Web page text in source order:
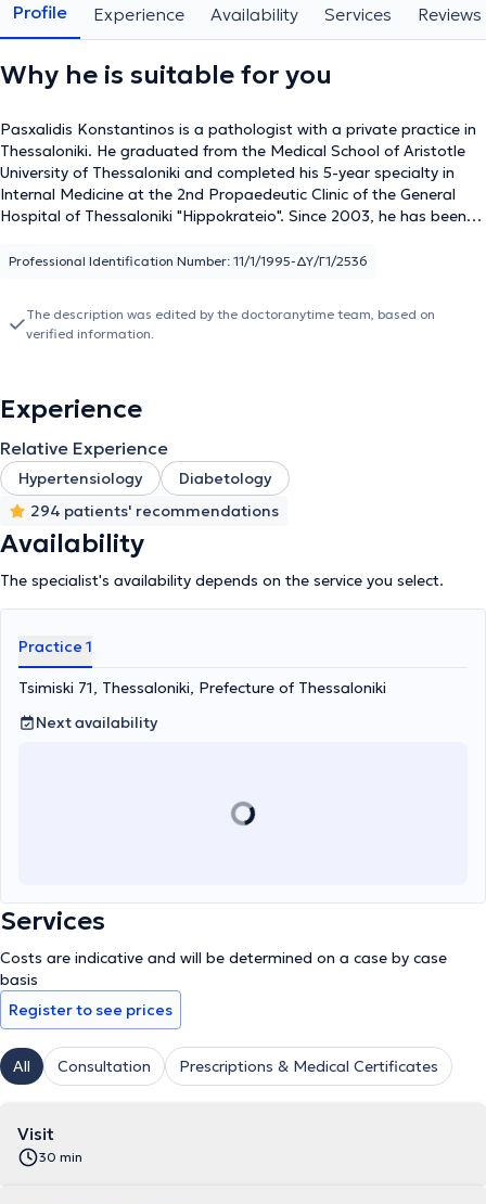
Profile Experience Availability Services Reviews
Why he is suitable for you
Pasxalidis Konstantinos is a pathologist with a private practice in
Thessaloniki. He graduated from the Medical School of Aristotle
University of Thessaloniki and completed his 5-year specialty in
Internal Medicine at the 2nd Propaedeutic Clinic of the General
Hospital of Thessaloniki "Hippokrateio". Since 2003, he has been
the Artificial Kidney Unit, monitoring chronic patients undergoing
Atherosclerosis Society and actively and consistently participates
in Greek and international conferences aiming at his continuous
Professional Identification Number: 11/1/1995-ΔΥ/Γ1/2536
The description was edited by the doctoranytime team, based on
verified information.
Experience
Relative Experience
Hypertensiology
Diabetology
294 patients' recommendations
Availability
The specialist's availability depends on the service you select.
Practice 1
Tsimiski 71, Thessaloniki, Prefecture of Thessaloniki
Next availability
Services
Costs are indicative and will be determined on a case by case
basis
Register to see prices
All Consultation Prescriptions & Medical Certificates
Visit
30 min